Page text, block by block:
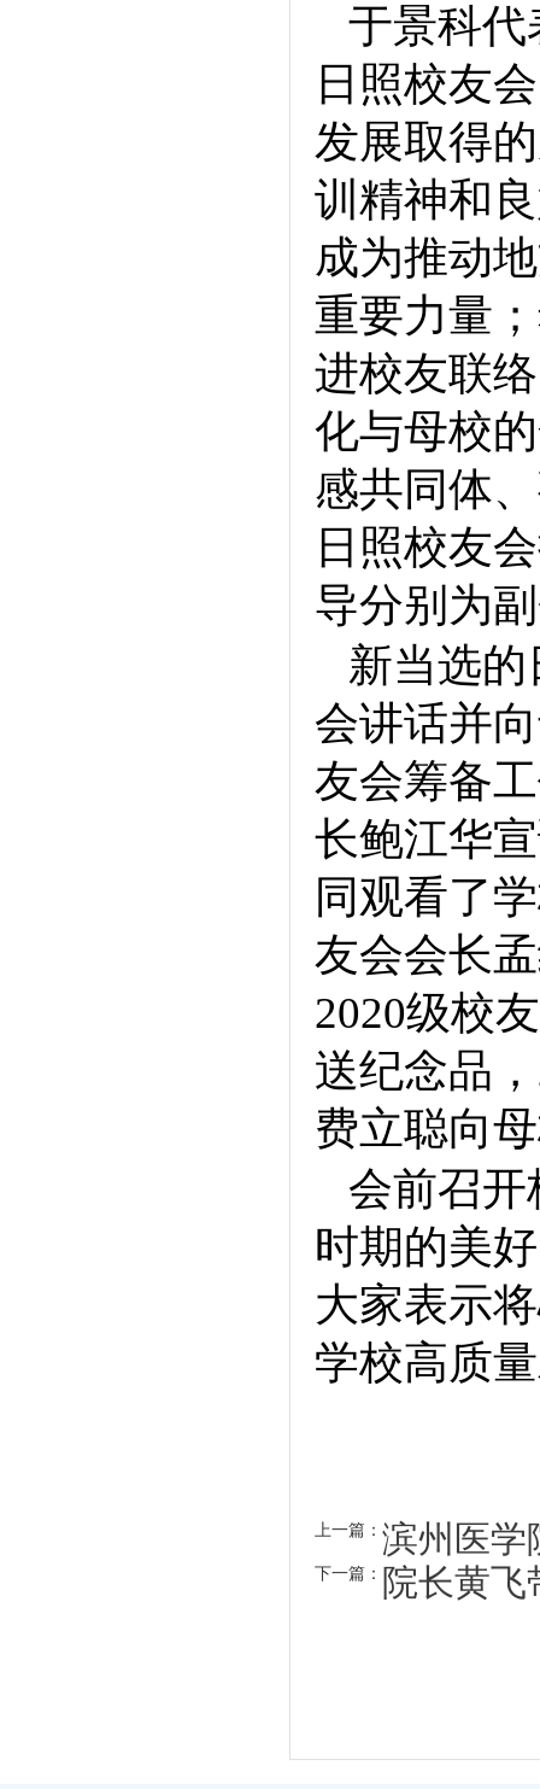
于景科代
日照校友
发展取得
训精神和
成为推动
重要力量
进校友联
化与母校
感共同体
日照校友
导分别为
新当选
会讲话并
友会筹备
长鲍江华
同观看了
友会会长
2020级校
送纪念品，
费立聪向
会前召
时期的美
大家表示
学校高质
上一篇： 滨州医学
下一篇： 院长黄飞